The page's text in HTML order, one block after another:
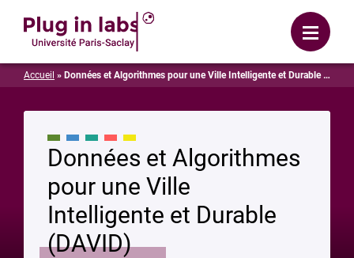
Menu
Accueil » Données et Algorithmes pour une Ville Intelligente et Durable (DAVID)
Données et Algorithmes
pour une Ville
Intelligente et Durable
(DAVID)